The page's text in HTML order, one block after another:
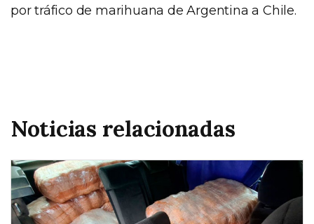
por tráfico de marihuana de Argentina a Chile.
Noticias relacionadas